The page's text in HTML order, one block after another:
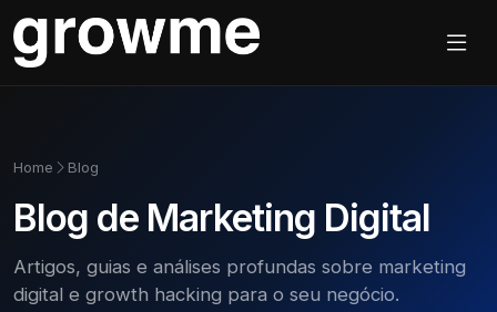
Home Blog
Blog de Marketing Digital
Artigos, guias e análises profundas sobre marketing
digital e growth hacking para o seu negócio.